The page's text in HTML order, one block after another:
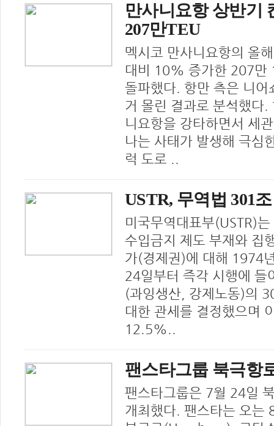
만사니요항 상반기
207만TEU
멕시코 만사니요항의 올
대비 10% 증가한 207만
돌파했다. 항만 측은 니
거 몰린 결과로 분석했다
니요항을 강타하면서 세
나는 사태가 발생해 극심
럭 도로 ..
USTR, 무역법 301
미국무역대표부(USTR)
수입금지 제도 부재와 집
가(경제권)에 대해 1974
24일부터 즉각 시행에 들
(과잉생산, 강제노동)의
대한 관세를 결정했으며
12.5%..
팬스타그룹 북극항
팬스타그룹은 7월 24일
개최했다. 팬스타는 오는